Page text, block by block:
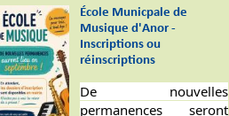
École Municpale de
Musique d'Anor -
Inscriptions ou
réinscriptions
De nouvelles
permanences seront